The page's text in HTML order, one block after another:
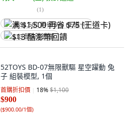
(1)
满 $1,500 再省 $75 (王道卡)
$13 酷澎幣回饋
52TOYS BD-07無限獸驅 星空躍動 兔
子 組裝模型, 1個
首購折扣價 18%$1,100
$900
($900.00/1個)